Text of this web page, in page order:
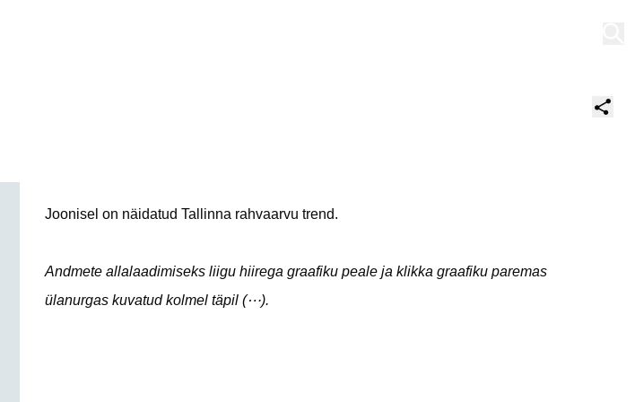
Joonisel on näidatud Tallinna rahvaarvu trend.
Andmete allalaadimiseks liigu hiirega graafiku peale ja klikka graafiku paremas
ülanurgas kuvatud kolmel täpil (⋯).